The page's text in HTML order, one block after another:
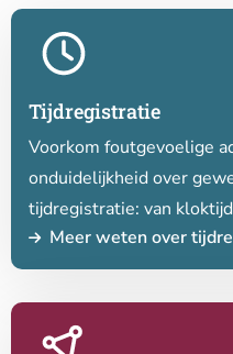
Tijdregistratie
Voorkom foutgevoelige
onduidelijkheid over
tijdregistratie: van
Meer weten over
Lees
meer
Tijdregistratie
Lees
meer